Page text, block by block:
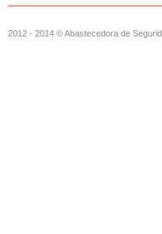
2012 - 2014 © Abastecedora de